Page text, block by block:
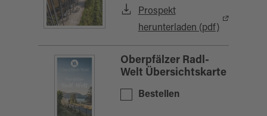
Prospekt
herunterladen (pdf)
Oberpfälzer Radl-
Welt Übersichtskarte
Bestellen